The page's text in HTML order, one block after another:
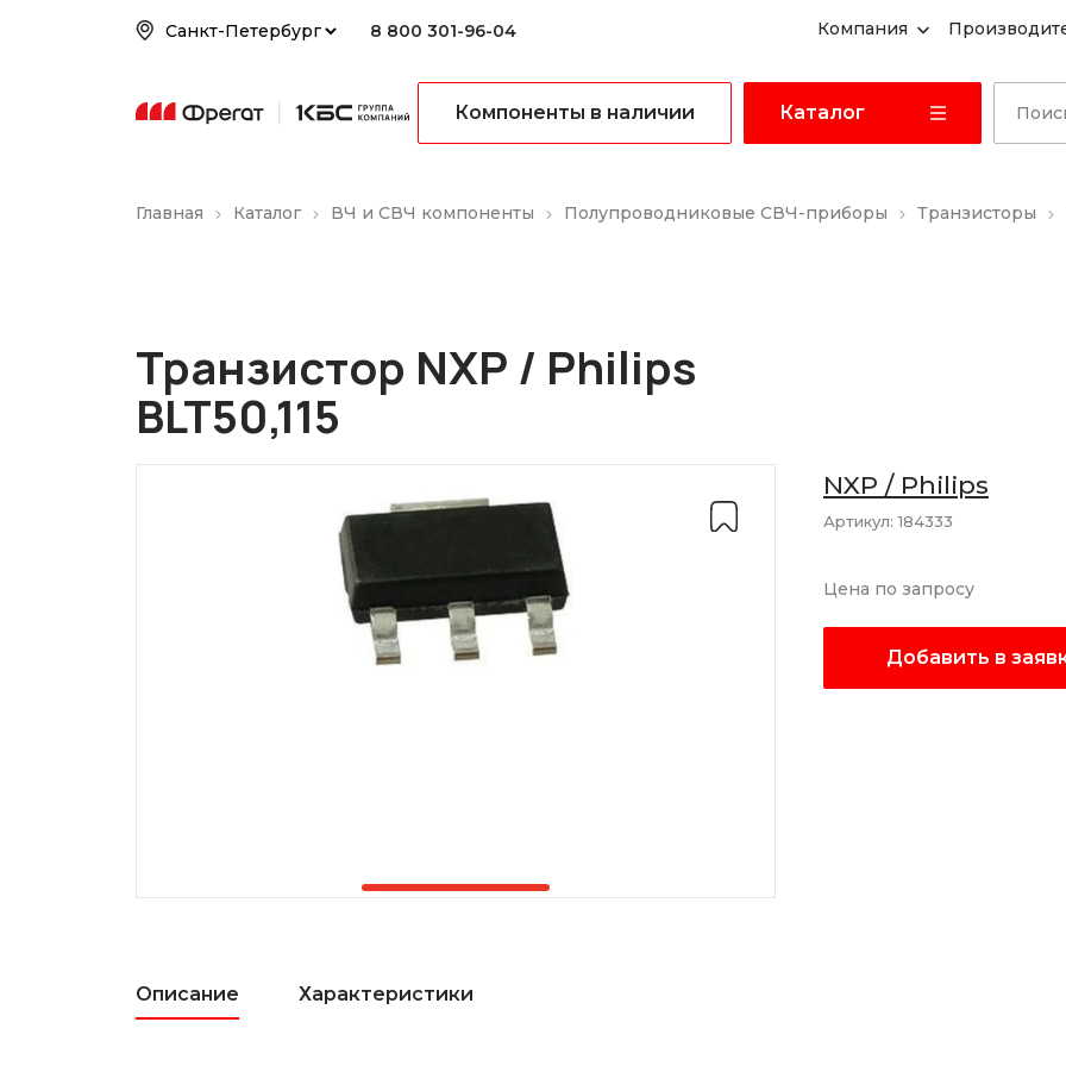
8 800 301-96-04 Компания
Компоненты в наличии Каталог
Главная Каталог ВЧ и СВЧ компоненты Полупроводниковые СВЧ-приборы Транзисторы
Транзистор NXP / Philips
BLT50,115
NXP / Philips
Артикул: 184333
Цена по запросу
Добавить в
Описание Характеристики